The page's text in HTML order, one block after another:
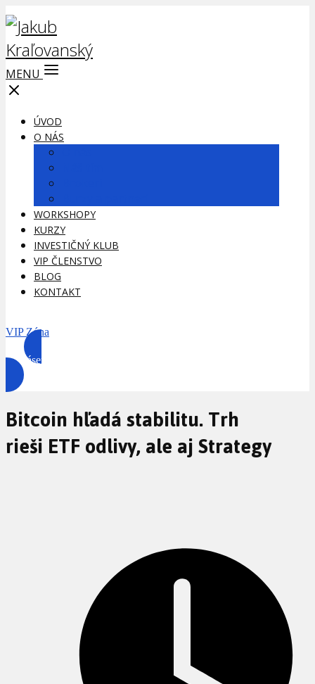
MENU
ÚVOD
O NÁS
WORKSHOPY
KURZY
INVESTIČNÝ KLUB
VIP ČLENSTVO
BLOG
KONTAKT
VIP Zóna
Prihlásenie
Bitcoin hľadá stabilitu. Trh
rieši ETF odlivy, ale aj Strategy